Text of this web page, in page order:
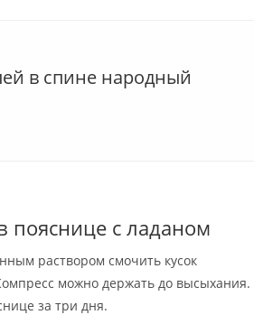
в спине народный
пояснице с ладаном
раствором смочить кусок
можно держать до высыхания.
за три дня.